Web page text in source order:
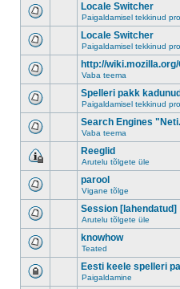
Locale Switcher
Paigaldamisel tekkinud
Locale Switcher
Paigaldamisel tekkinud
http://
Vaba teema
Spelleri pakk kadunud
Paigaldamisel tekkinud
Search Engines
Vaba teema
Reeglid
Arutelu tõlgete üle
parool
Vigane tõlge
Session [lahendatud]
Arutelu tõlgete üle
knowhow
Teated
Eesti keele spelleri
Paigaldamine